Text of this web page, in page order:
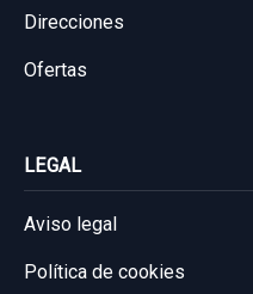
Direcciones
Ofertas
LEGAL
Aviso legal
Política de cookies